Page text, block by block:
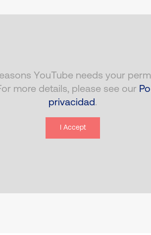
YouTube needs your
more details, please see our
privacidad.
I Accept